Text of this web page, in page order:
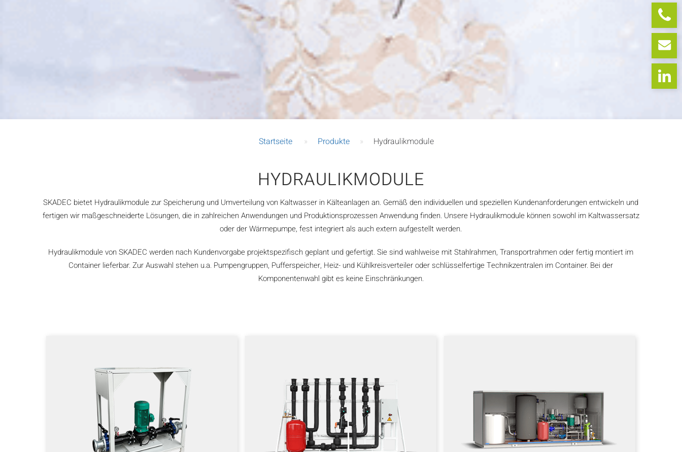
Startseite » Produkte » Hydraulikmodule
HYDRAULIKMODULE
SKADEC bietet Hydraulikmodule zur Speicherung und Umverteilung von Kaltwasser in Kälteanlagen an. Gemäß den individuellen und speziellen Kundenanforderungen entwickeln und
fertigen wir maßgeschneiderte Lösungen, die in zahlreichen Anwendungen und Produktionsprozessen Anwendung finden. Unsere Hydraulikmodule können sowohl im Kaltwassersatz
oder der Wärmepumpe, fest integriert als auch extern aufgestellt werden.
Hydraulikmodule von SKADEC werden nach Kundenvorgabe projektspezifisch geplant und gefertigt. Sie sind wahlweise mit Stahlrahmen, Transportrahmen oder fertig montiert im
Container lieferbar. Zur Auswahl stehen u.a. Pumpengruppen, Pufferspeicher, Heiz- und Kühlkreisverteiler oder schlüsselfertige Technikzentralen im Container. Bei der
Komponentenwahl gibt es keine Einschränkungen.